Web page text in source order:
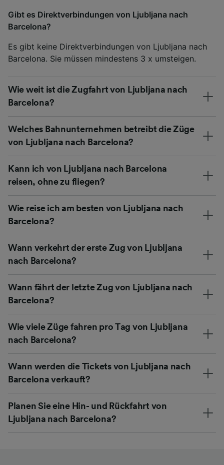
Gibt es Direktverbindungen von Ljubljana nach
Barcelona?
Es gibt keine Direktverbindungen von Ljubljana nach
Barcelona. Sie müssen mindestens 3 x umsteigen.
Wie weit ist die Zugfahrt von Ljubljana nach
Barcelona?
Welches Bahnunternehmen betreibt die Züge
von Ljubljana nach Barcelona?
Kann ich von Ljubljana nach Barcelona
reisen, ohne zu fliegen?
Wie reise ich am besten von Ljubljana nach
Barcelona?
Wann verkehrt der erste Zug von Ljubljana
nach Barcelona?
Wann fährt der letzte Zug von Ljubljana nach
Barcelona?
Wie viele Züge fahren pro Tag von Ljubljana
nach Barcelona?
Wann werden die Tickets von Ljubljana nach
Barcelona verkauft?
Planen Sie eine Hin- und Rückfahrt von
Ljubljana nach Barcelona?